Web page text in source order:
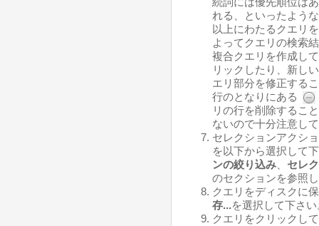
れる、といったよう
以上にわたるクエリ
よってクエリの検索
複合クエリを作成し
リックしたり、新し
エリ部分を修正する
行のとなりにある
リの行を削除するこ
ないので十分注意し
セレクションアクシ
を以下から選択して
ンの絞り込み
セレ
のセクションを参照
クエリをディスクに
存...を選択して下さい
クエリをクリックし